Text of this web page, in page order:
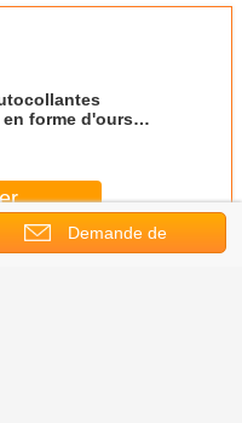
forme d'ours
CMYK
Demande de